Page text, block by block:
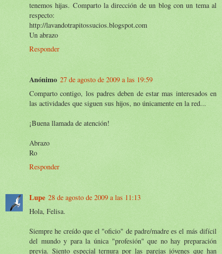
tenemos hijas. Comparto la dirección de un blog con un tema al
respecto:
http://lavandotrapitossucios.blogspot.com
Un abrazo
Responder
Anónimo 27 de agosto de 2009 a las 19:59
Comparto contigo, los padres deben de estar mas interesados en
las actividades que siguen sus hijos, no únicamente en la red...
¡Buena llamada de atención!
Abrazo
Ro
Responder
Lupe 28 de agosto de 2009 a las 11:13
Hola, Felisa.
Siempre he creído que el "oficio" de padre/madre es el más difícil
del mundo y para la única "profesión" que no hay preparación
previa. Siento especial ternura por las parejas jóvenes que han